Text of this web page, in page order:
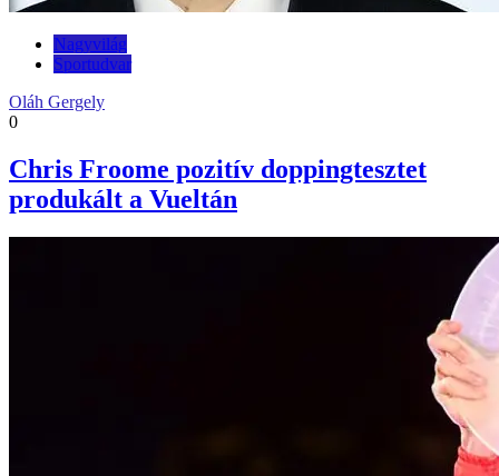
Nagyvilág
Sportudvar
Oláh Gergely
0
Chris Froome pozitív doppingtesztet
produkált a Vueltán